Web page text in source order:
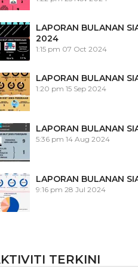
LAPORAN BULANAN
2024
1:15 pm 07 Oct 2024
LAPORAN BULANAN
1:20 pm 15 Sep 2024
LAPORAN BULANAN
5:36 pm 14 Aug 2024
LAPORAN BULANAN
9:16 pm 28 Jul 2024
TERKINI